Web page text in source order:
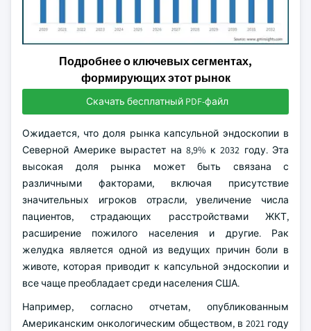
Подробнее о ключевых сегментах,
формирующих этот рынок
Скачать бесплатный PDF-файл
Ожидается, что доля рынка капсульной эндоскопии в
Северной Америке вырастет на 8,9% к 2032 году. Эта
высокая доля рынка может быть связана с
различными факторами, включая присутствие
значительных игроков отрасли, увеличение числа
пациентов, страдающих расстройствами ЖКТ,
расширение пожилого населения и другие. Рак
желудка является одной из ведущих причин боли в
животе, которая приводит к капсульной эндоскопии и
все чаще преобладает среди населения США.
Например, согласно отчетам, опубликованным
Американским онкологическим обществом, в 2021 году